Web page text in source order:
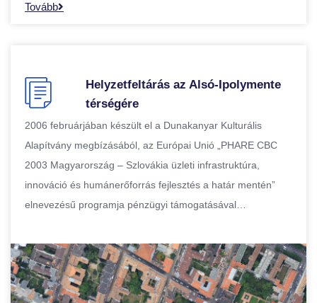
Tovább
Helyzetfeltárás az Alsó-Ipolymente
térségére
2006 februárjában készült el a Dunakanyar Kulturális
Alapítvány megbízásából, az Európai Unió „PHARE CBC
2003 Magyarország – Szlovákia üzleti infrastruktúra,
innováció és humánerőforrás fejlesztés a határ mentén”
elnevezésű programja pénzügyi támogatásával…